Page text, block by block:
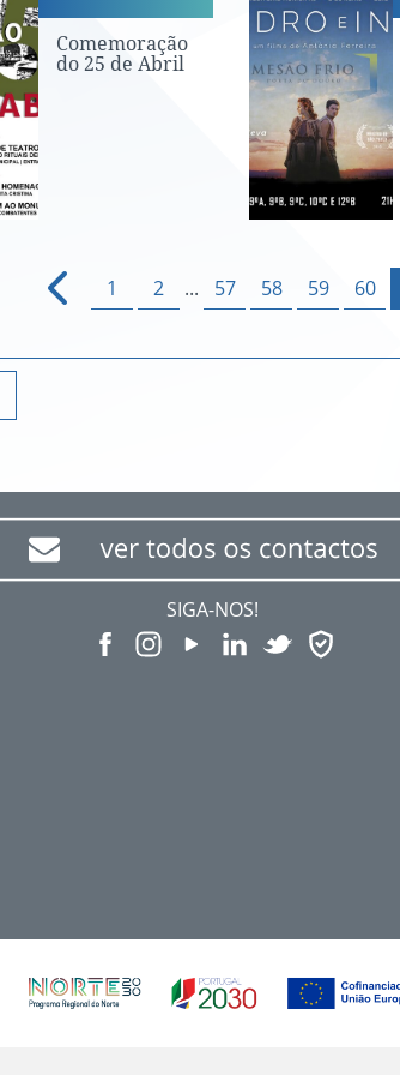
Comemoração
do 25 de Abril
1 2 ... 57 58 59 60
SIGA-NOS!